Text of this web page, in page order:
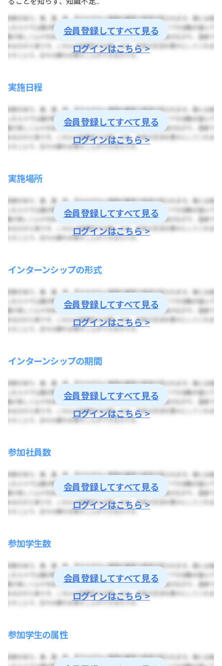
会員登録してすべて見る
ログインはこちら >
実施日程
会員登録してすべて見る
ログインはこちら >
実施場所
会員登録してすべて見る
ログインはこちら >
インターンシップの形式
会員登録してすべて見る
ログインはこちら >
インターンシップの期間
会員登録してすべて見る
ログインはこちら >
参加社員数
会員登録してすべて見る
ログインはこちら >
参加学生数
会員登録してすべて見る
ログインはこちら >
参加学生の属性